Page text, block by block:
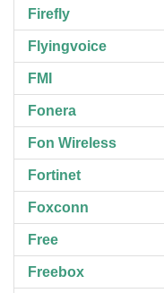
Firefly
Flyingvoice
FMI
Fonera
Fon Wireless
Fortinet
Foxconn
Free
Freebox